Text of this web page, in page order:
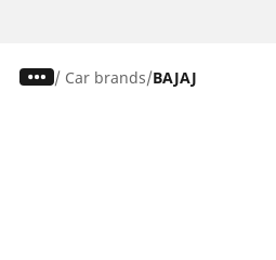
/ Car brands BAJAJ